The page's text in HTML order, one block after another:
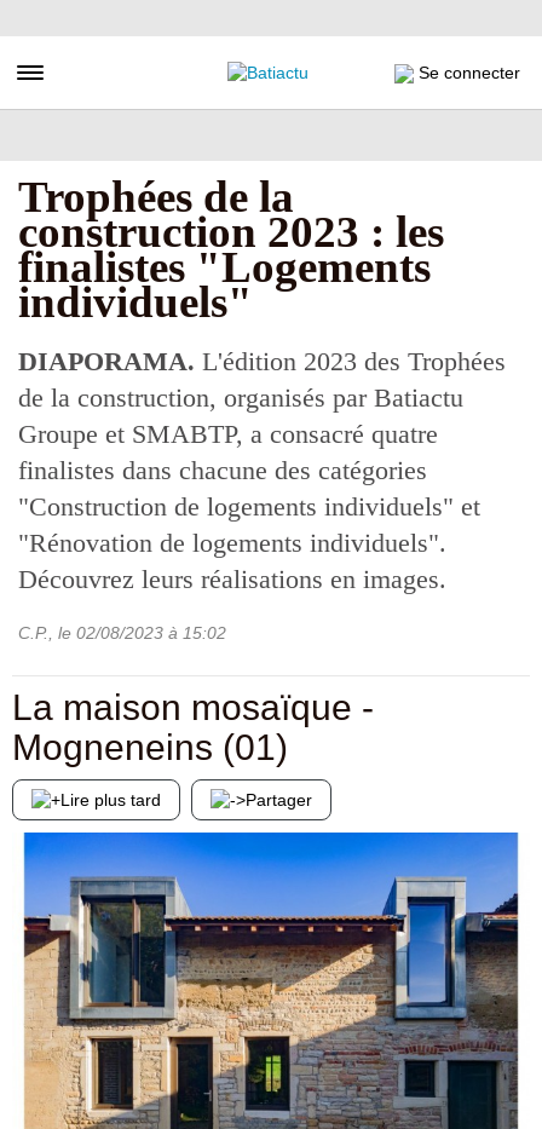
au
principal
Toggle navigation Se connecter
Trophées de la
construction 2023 : les
finalistes "Logements
individuels"
DIAPORAMA. L'édition 2023 des Trophées
de la construction, organisés par Batiactu
Groupe et SMABTP, a consacré quatre
finalistes dans chacune des catégories
"Construction de logements individuels" et
"Rénovation de logements individuels".
Découvrez leurs réalisations en images.
C.P. , le 02/08/2023 à 15:02
La maison mosaïque -
Mogneneins (01)
Lire plus tard Partager